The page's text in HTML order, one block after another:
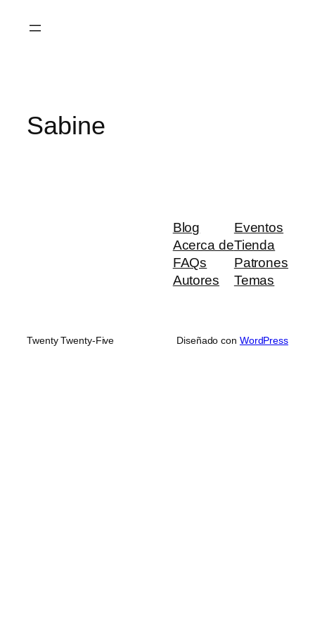
Sabine
Blog
Acerca de
FAQs
Autores
Eventos
Tienda
Patrones
Temas
Twenty Twenty-Five Diseñado con WordPress